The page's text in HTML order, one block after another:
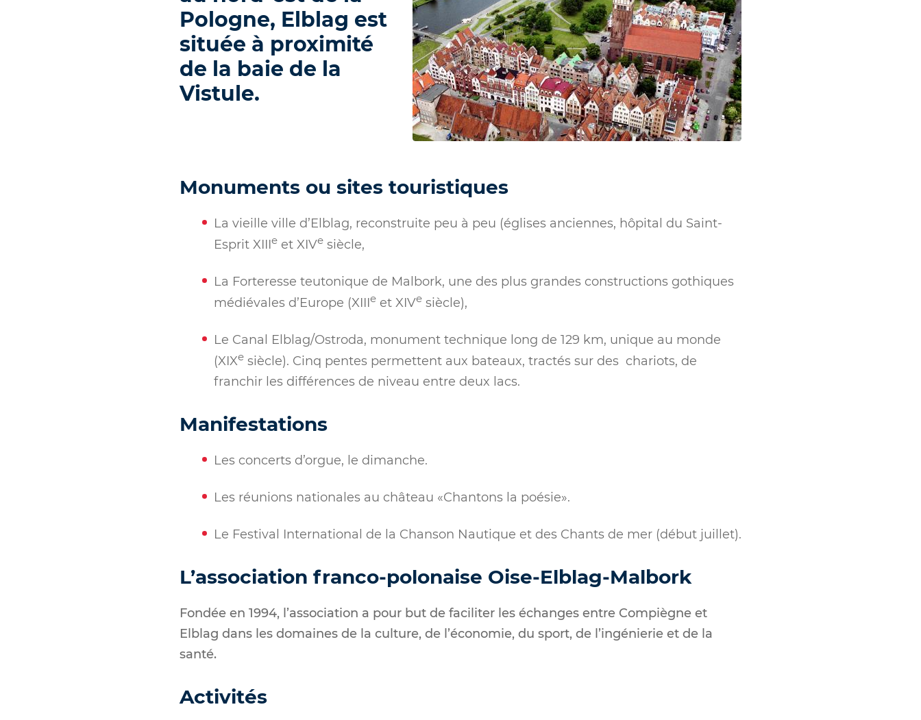
Pologne, Elblag est
située à proximité
de la baie de la
Vistule.
Monuments ou sites touristiques
La vieille ville d’Elblag, reconstruite peu à peu (églises anciennes, hôpital du Saint-
Esprit XIIIe et XIVe siècle,
La Forteresse teutonique de Malbork, une des plus grandes constructions gothiques
médiévales d’Europe (XIIIe et XIVe siècle),
Le Canal Elblag/Ostroda, monument technique long de 129 km, unique au monde
(XIXe siècle). Cinq pentes permettent aux bateaux, tractés sur des chariots, de
franchir les différences de niveau entre deux lacs.
Manifestations
Les concerts d’orgue, le dimanche.
Les réunions nationales au château «Chantons la poésie».
Le Festival International de la Chanson Nautique et des Chants de mer (début juillet).
L’association franco-polonaise Oise-Elblag-Malbork
Fondée en 1994, l’association a pour but de faciliter les échanges entre Compiègne et
Elblag dans les domaines de la culture, de l’économie, du sport, de l’ingénierie et de la
santé.
Activités